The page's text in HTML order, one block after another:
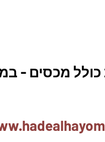
כולל מכסים -